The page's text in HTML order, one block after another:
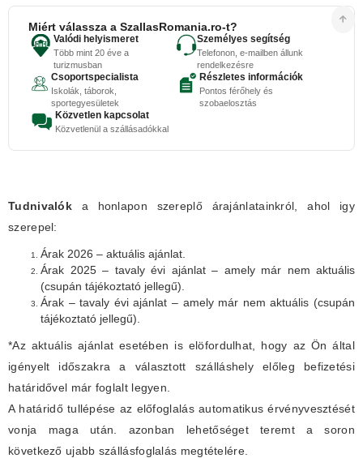
Miért válassza a SzallasRomania.ro-t?
Valódi helyismeret
Több mint 20 éve a
turizmusban
Személyes segítség
Telefonon, e-mailben állunk
rendelkezésre
Csoportspecialista
Iskolák, táborok,
sportegyesületek
Részletes információk
Pontos férőhely és
szobaelosztás
Közvetlen kapcsolat
Közvetlenül a szállásadókkal
Tudnivalók a honlapon szereplő árajánlatainkról, ahol igy
szerepel:
Árak 2026 – aktuális ajánlat.
Árak 2025 – tavaly évi ajánlat – amely már nem aktuális
(csupán tájékoztató jellegű).
Árak – tavaly évi ajánlat – amely már nem aktuális (csupán
tájékoztató jellegű).
*Az aktuális ajánlat esetében is elöfordulhat, hogy az Ön által
igényelt időszakra a választott szálláshely előleg befizetési
határidővel már foglalt legyen.
A határidő tullépése az előfoglalás automatikus érvényvesztését
vonja maga után. azonban lehetőséget teremt a soron
következő ujabb szállásfoglalás megtételére.